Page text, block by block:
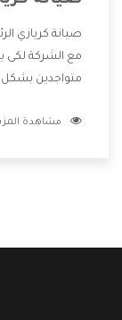
صيانة كريازي
مع الشركة لكى
متواجدين بشكل
الشركة بها
مشاهدة